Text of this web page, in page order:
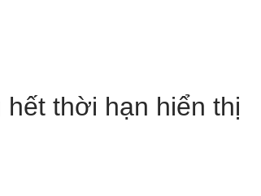
hết thời hạn hiển thị